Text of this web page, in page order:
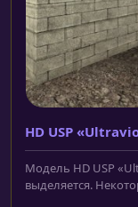
HD USP
Модель HD USP
выделяется.